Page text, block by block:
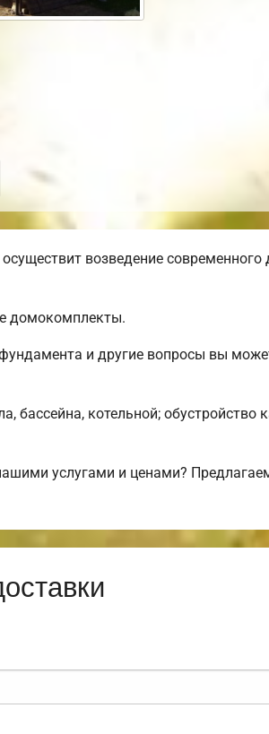
возведение современного
домокомплекты.
и другие вопросы вы
бассейна, котельной; обустройство
услугами и ценами?